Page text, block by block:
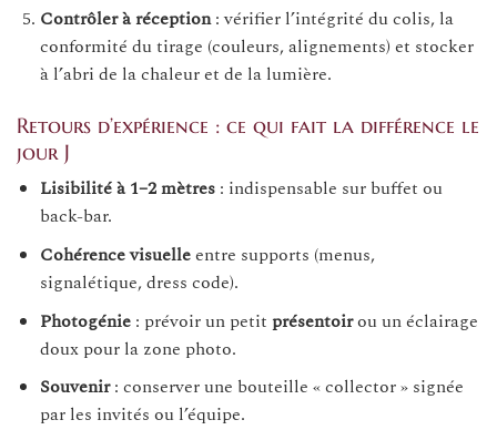
Contrôler à réception: vérifier l’intégrité du colis, la
conformité du tirage (couleurs, alignements) et stocker
à l’abri de la chaleur et de la lumière.
Retours d’expérience : ce qui fait la différence le
jour J
Lisibilité à 1–2 mètres: indispensable sur buffet ou
back-bar.
Cohérence visuelleentre supports (menus,
signalétique, dress code).
Photogénie: prévoir un petit présentoirou un éclairage
doux pour la zone photo.
Souvenir: conserver une bouteille « collector » signée
par les invités ou l’équipe.